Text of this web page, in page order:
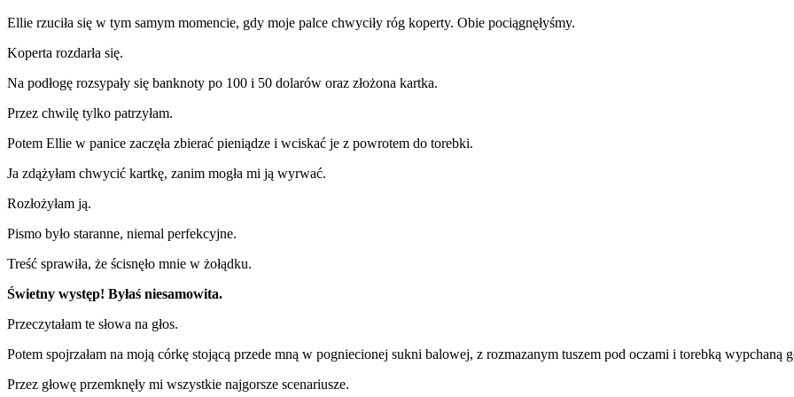
Ellie rzuciła się w tym samym momencie, gdy moje palce chwyciły róg koperty. Obie pociągnęłyśmy.
Koperta rozdarła się.
Na podłogę rozsypały się banknoty po 100 i 50 dolarów oraz złożona kartka.
Przez chwilę tylko patrzyłam.
Potem Ellie w panice zaczęła zbierać pieniądze i wciskać je z powrotem do torebki.
Ja zdążyłam chwycić kartkę, zanim mogła mi ją wyrwać.
Rozłożyłam ją.
Pismo było staranne, niemal perfekcyjne.
Treść sprawiła, że ścisnęło mnie w żołądku.
Świetny występ! Byłaś niesamowita.
Przeczytałam te słowa na głos.
Potem spojrzałam na moją córkę stojącą przede mną w pogniecionej sukni balowej, z rozmazanym tuszem pod oczami i torebką wypchaną
Przez głowę przemknęły mi wszystkie najgorsze scenariusze.